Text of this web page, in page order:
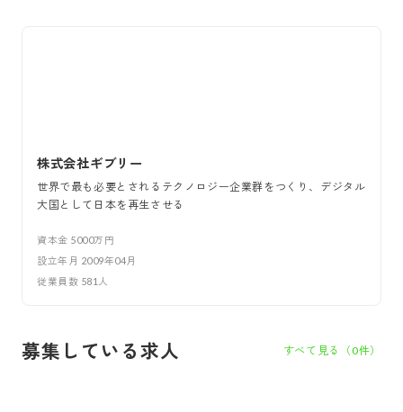
株式会社ギブリー
世界で最も必要とされるテクノロジー企業群をつくり、デジタル
大国として日本を再生させる
資本金 5000万円
設立年月 2009年04月
従業員数 581 人
募集している求人 すべて見る（0件）